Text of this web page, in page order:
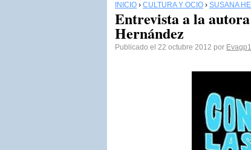
INICIO › CULTURA Y OCIO › SUSANA
Entrevista a la
Hernández
Publicado el 22 octubre 2012 por